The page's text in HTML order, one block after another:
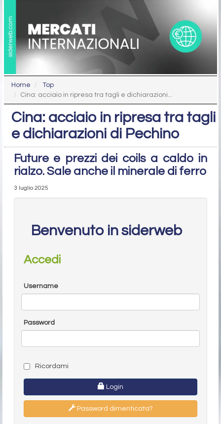
Home
Top
Cina: acciaio in ripresa tra tagli e dichiarazioni...
Cina: acciaio in ripresa tra tagli
e dichiarazioni di Pechino
Future e prezzi dei coils a caldo in
rialzo. Sale anche il minerale di ferro
3 luglio 2025
Benvenuto in siderweb
Accedi
Username
Password
Ricordami
Login
Password dimenticata?